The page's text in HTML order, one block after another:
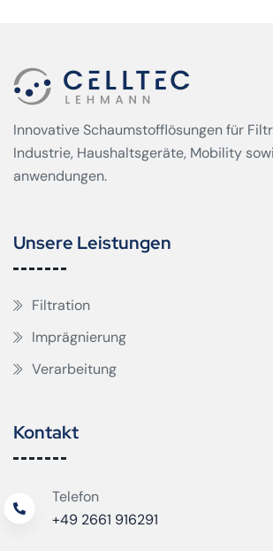
Innovative Schaumstofflösungen für
Industrie, Haushaltsgeräte, Mobility
anwendungen.
Unsere Leistungen
Filtration
Imprägnierung
Verarbeitung
Kontakt
Telefon
+49 2661 916291